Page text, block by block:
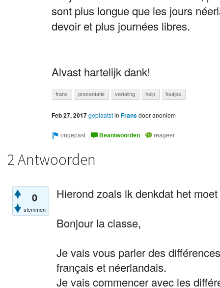
sont plus longue que les jours
devoir et plus journées libres.
Alvast hartelijk dank!
frans presentatie vertaling help foutjes
Feb 27, 2017geplaatstin Fransdooranoniem
2 Antwoorden
0
stemmen
Hierond zoals ik denkdat het moet
Bonjour la classe,
Je vais vous parler des
français et néerlandais.
Je vais commencer avec les